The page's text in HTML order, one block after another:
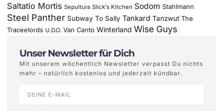
Saltatio Mortis Sepultura Slick's Kitchen Sodom Stahlmann
Steel Panther Subway To Sally Tankard Tanzwut The
Traceelords U.D.O. Van Canto Winterland Wise Guys
Unser Newsletter für Dich
Mit unserem wöchentlich Newsletter verpasst Du nichts
mehr – natürlich kostenlos und jederzeit kündbar.